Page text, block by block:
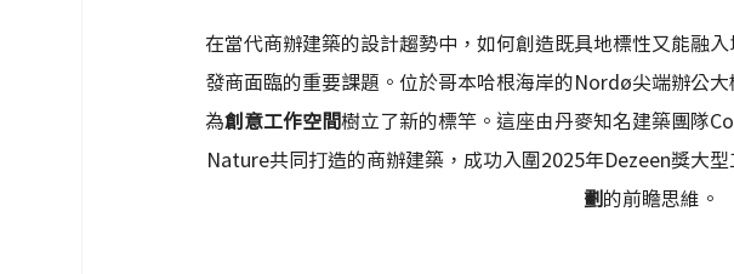
在當代商辦建築的設計趨勢中，如何創造既具地標性又能融
發商面臨的重要課題。位於哥本哈根海岸的Nordø尖端辦公
為創意工作空間樹立了新的標竿。這座由丹麥知名建築團隊
Nature共同打造的商辦建築，成功入圍2025年Dezeen獎大
劃的前瞻思維。